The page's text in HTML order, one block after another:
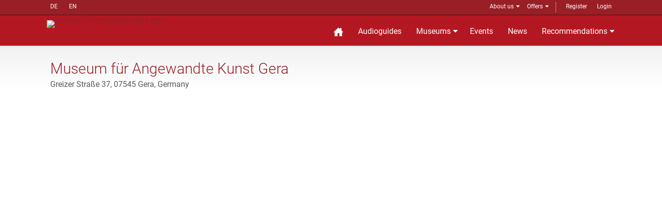
DE EN About us Offers Register Login
Audioguides Museums Events News Recommendations
Museum für Angewandte Kunst Gera
Greizer Straße 37, 07545 Gera, Germany